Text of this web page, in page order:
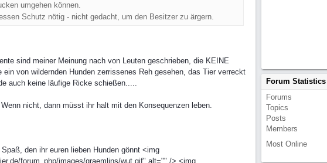
umgehen können.
Schutz nötig - nicht gedacht, um den Besitzer zu ärgern.
sind meiner Meinung nach von Leuten geschrieben, die KEINE
von wildernden Hunden zerrissenes Reh gesehen, das Tier verreckt
auch keine läufige Ricke schießen.....
nicht, dann müsst ihr halt mit den Konsequenzen leben.
den ihr euren lieben Hunden gönnt <img
forum_php/images/graemlins/wut.gif" alt="" /> <img
Forum Statistics
Forums
Topics
Posts
Members
Most Online